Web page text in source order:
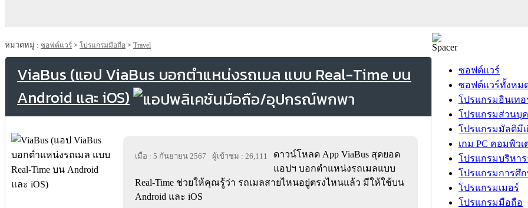
หมวดหมู่ : ซอฟต์แวร์ > โปรแกรมมือถือ > Travel
ViaBus (แอป ViaBus บอกตำแหน่งรถเมล แบบ Real-Time บน
Android และ iOS)
เมื่อ : 5 กันยายน 2567 ผู้เข้าชม : 26,111
ดาวน์โหลด App ViaBus สุดยอด
แอปฯ บอกตำแหน่งรถเมลแบบ
Real-Time ช่วยให้คุณรู้ว่า รถเมลสายไหนอยู่ตรงไหนแล้ว มีให้ใช้บน
Android และ iOS
ซอฟต์แวร์
ซอฟต์แวร์ทั้งหม
โปรแกรมอินเทอ
โปรแกรมส่วนบุ
โปรแกรมมัลติมีเ
เกม PC คอมพิวเ
โปรแกรมบริหา
โปรแกรมการศึ
โปรแกรมเมอร์
โปรแกรมมือถือ